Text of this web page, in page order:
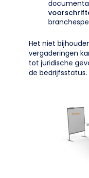
Het niet
vergaderingen
tot juridische
de bedrijfsstatus.